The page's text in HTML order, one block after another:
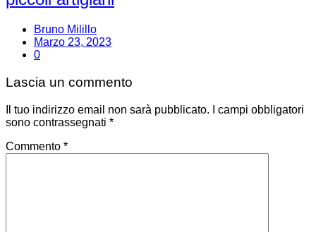
Bruno Milillo
Marzo 23, 2023
0
Lascia un commento
Il tuo indirizzo email non sarà pubblicato.
I campi obbligatori
sono contrassegnati *
Commento *